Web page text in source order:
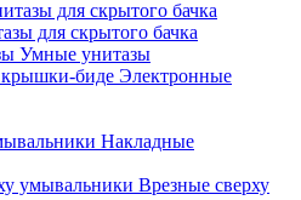
для скрытого бачка
Умные унитазы
Электронные
Накладные
Врезные сверху